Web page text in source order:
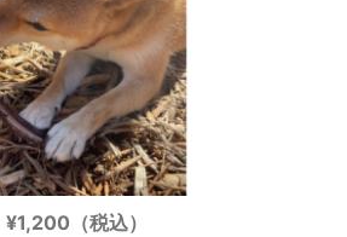
¥1,200（税込）